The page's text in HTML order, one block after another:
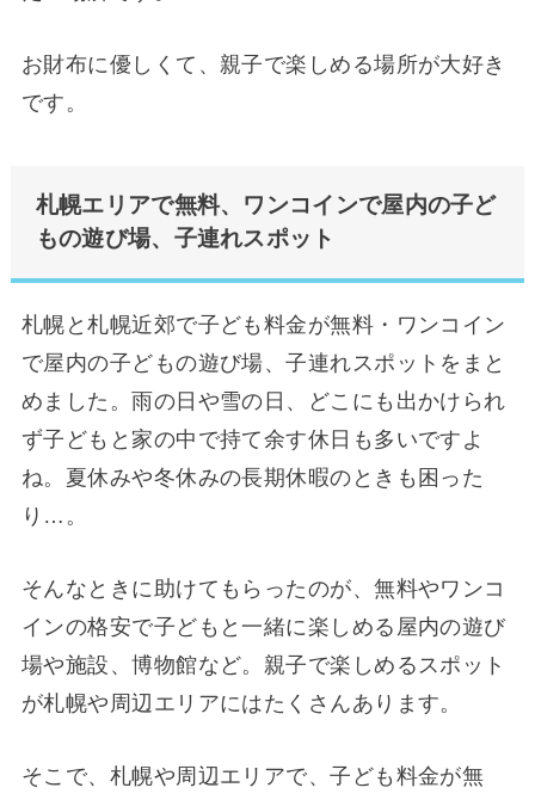
お財布に優しくて、親子で楽しめる場所が大好き
です。
札幌エリアで無料、ワンコインで屋内の子ど
もの遊び場、子連れスポット
札幌と札幌近郊で子ども料金が無料・ワンコイン
で屋内の子どもの遊び場、子連れスポットをまと
めました。雨の日や雪の日、どこにも出かけられ
ず子どもと家の中で持て余す休日も多いですよ
ね。夏休みや冬休みの長期休暇のときも困った
り…。
そんなときに助けてもらったのが、無料やワンコ
インの格安で子どもと一緒に楽しめる屋内の遊び
場や施設、博物館など。親子で楽しめるスポット
が札幌や周辺エリアにはたくさんあります。
そこで、札幌や周辺エリアで、子ども料金が無